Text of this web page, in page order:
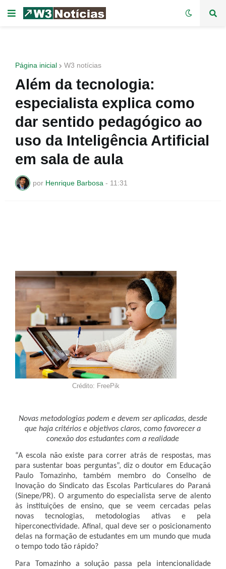
Página inicial W3 notícias
Além da tecnologia:
especialista explica como
dar sentido pedagógico ao
uso da Inteligência Artificial
em sala de aula
por Henrique Barbosa - 11:31
Crédito: FreePik
Novas metodologias podem e devem ser aplicadas, desde
que haja critérios e objetivos claros, como favorecer a
conexão dos estudantes com a realidade
“A escola não existe para correr atrás de respostas, mas
para sustentar boas perguntas”, diz o doutor em Educação
Paulo Tomazinho, também membro do Conselho de
Inovação do Sindicato das Escolas Particulares do Paraná
(Sinepe/PR). O argumento do especialista serve de alento
às instituições de ensino, que se veem cercadas pelas
novas tecnologias, metodologias ativas e pela
hiperconectividade. Afinal, qual deve ser o posicionamento
delas na formação de estudantes em um mundo que muda
o tempo todo tão rápido?
Para Tomazinho a solução passa pela intencionalidade